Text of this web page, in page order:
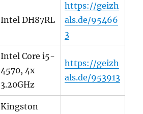
Intel DH87RL
https://geizh
als.de/95466
3
Intel Core i5-
4570, 4x
3.20GHz
https://geizh
als.de/953913
Kingston